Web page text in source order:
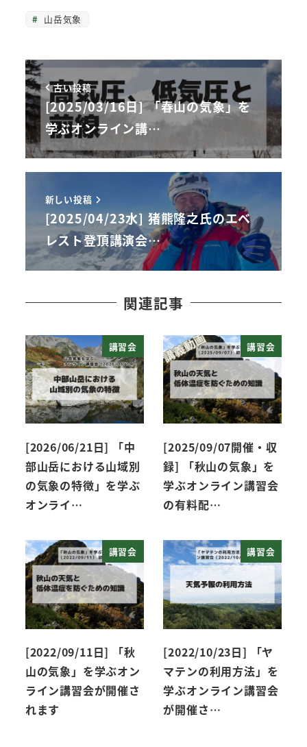
山岳気象
古い投稿
[2025/03/16日] 「春山の気象」を
学ぶオンライン講…
新しい投稿
[2025/04/23水] 猪熊隆之氏のエベ
レスト登頂講演会…
関連記事
講習会
[2026/06/21日] 「中
部山岳における山域別
の気象の特徴」を学ぶ
オンライ…
講習会
[2025/09/07開催・収
録] 「秋山の気象」を
学ぶオンライン講習会
の有料配…
講習会
[2022/09/11日] 「秋
山の気象」を学ぶオン
ライン講習会が開催さ
れます
講習会
[2022/10/23日] 「ヤ
マテンの利用方法」を
学ぶオンライン講習会
が開催さ…